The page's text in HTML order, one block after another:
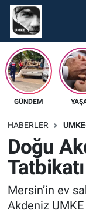
GÜNDEM
HABERLER
Doğu
Tatbikatı
Mersin’in ev
Akdeniz
Gündem
Ekonomi
Spor
Tüm
İletişim
Nöbetçi
Hava
Namaz
Süper Lig
Tüm